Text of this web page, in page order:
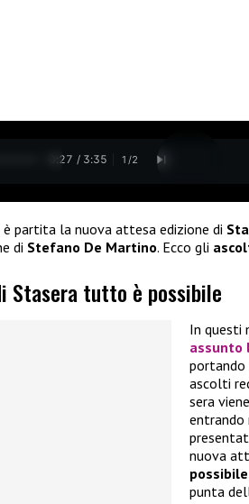
0:28 / 3:35 1 /2
è partita la nuova attesa edizione di
di Stefano De Martino. Ecco gli
Stasera tutto è possibile
In questi
assunto
portando
ascolti
sera
entrando
nuova
possibile
punta